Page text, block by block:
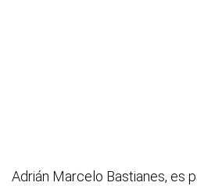
Adrián Marcelo Bastianes, es